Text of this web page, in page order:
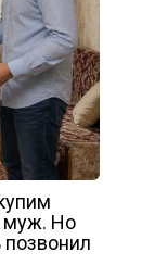
муж. Но
позвонил